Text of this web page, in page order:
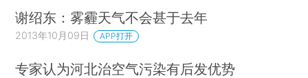
谢绍东：雾霾天气不会甚于去年
2013年10月09日 APP打开
专家认为河北治空气污染有后发优势